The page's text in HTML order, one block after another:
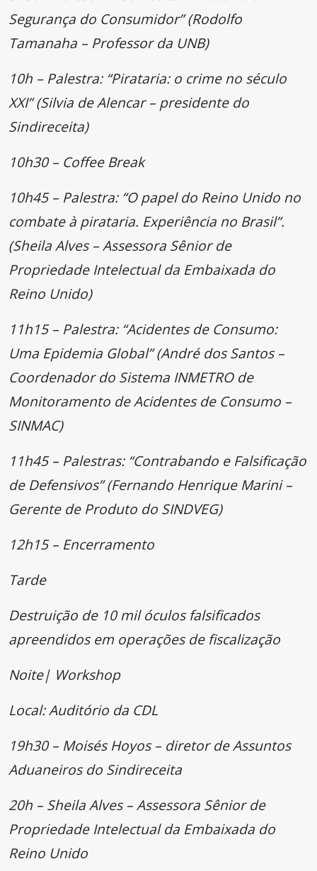
Segurança do Consumidor” (Rodolfo
Tamanaha – Professor da UNB)
10h – Palestra: “Pirataria: o crime no século
XXI” (Silvia de Alencar – presidente do
Sindireceita)
10h30 – Coffee Break
10h45 – Palestra: “O papel do Reino Unido no
combate à pirataria. Experiência no Brasil”.
(Sheila Alves – Assessora Sênior de
Propriedade Intelectual da Embaixada do
Reino Unido)
11h15 – Palestra: “Acidentes de Consumo:
Uma Epidemia Global” (André dos Santos –
Coordenador do Sistema INMETRO de
Monitoramento de Acidentes de Consumo –
SINMAC)
11h45 – Palestras: “Contrabando e Falsificação
de Defensivos” (Fernando Henrique Marini –
Gerente de Produto do SINDVEG)
12h15 – Encerramento
Tarde
Destruição de 10 mil óculos falsificados
apreendidos em operações de fiscalização
Noite| Workshop
Local: Auditório da CDL
19h30 – Moisés Hoyos – diretor de Assuntos
Aduaneiros do Sindireceita
20h – Sheila Alves – Assessora Sênior de
Propriedade Intelectual da Embaixada do
Reino Unido